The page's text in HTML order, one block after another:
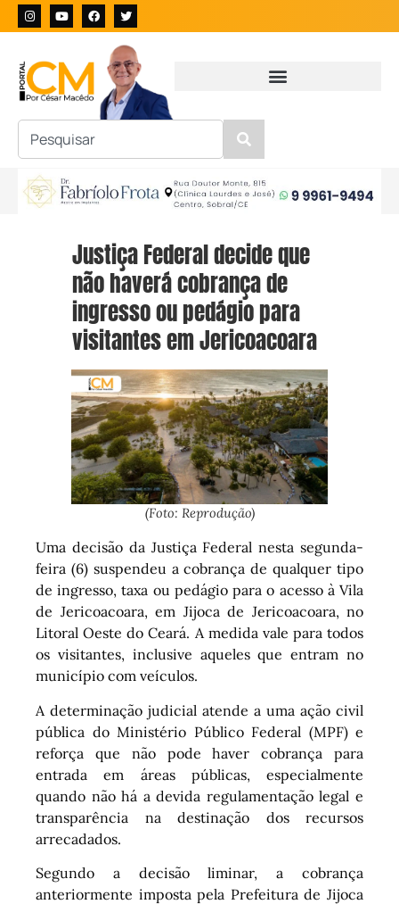
Justiça Federal decide que
não haverá cobrança de
ingresso ou pedágio para
visitantes em Jericoacoara
(Foto: Reprodução)
Uma decisão da Justiça Federal nesta segunda-
feira (6) suspendeu a cobrança de qualquer tipo
de ingresso, taxa ou pedágio para o acesso à Vila
de Jericoacoara, em Jijoca de Jericoacoara, no
Litoral Oeste do Ceará. A medida vale para todos
os visitantes, inclusive aqueles que entram no
município com veículos.
A determinação judicial atende a uma ação civil
pública do Ministério Público Federal (MPF) e
reforça que não pode haver cobrança para
entrada em áreas públicas, especialmente
quando não há a devida regulamentação legal e
transparência na destinação dos recursos
arrecadados.
Segundo a decisão liminar, a cobrança
anteriormente imposta pela Prefeitura de Jijoca